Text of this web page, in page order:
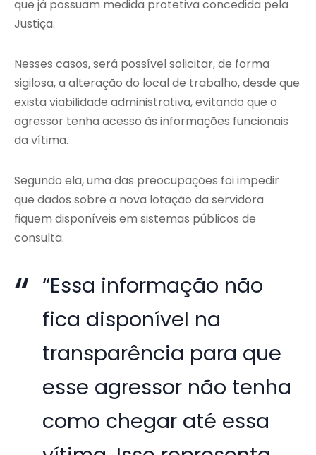
que já possuam medida protetiva concedida pela
Justiça.
Nesses casos, será possível solicitar, de forma
sigilosa, a alteração do local de trabalho, desde que
exista viabilidade administrativa, evitando que o
agressor tenha acesso às informações funcionais
da vítima.
Segundo ela, uma das preocupações foi impedir
que dados sobre a nova lotação da servidora
fiquem disponíveis em sistemas públicos de
consulta.
“Essa informação não
fica disponível na
transparência para que
esse agressor não tenha
como chegar até essa